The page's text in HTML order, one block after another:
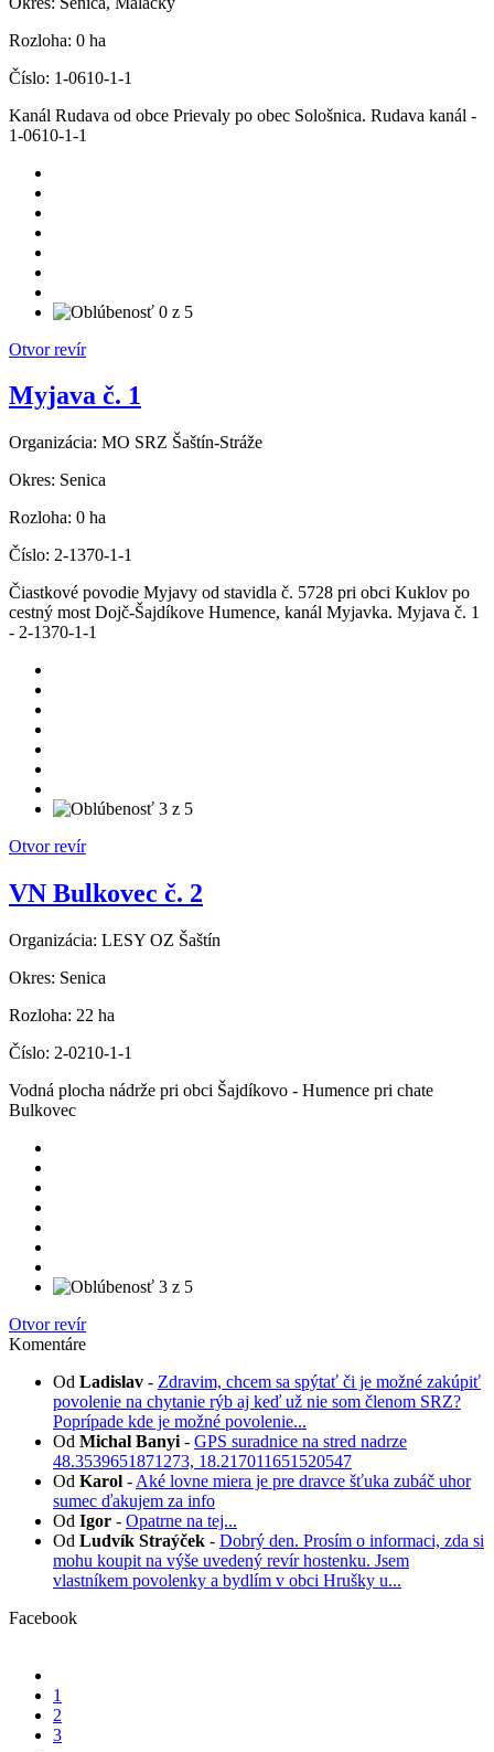
Rozloha: 0 ha
Číslo: 1-0610-1-1
Kanál Rudava od obce Prievaly po obec Sološnica. Rudava kanál -
1-0610-1-1
Otvor revír
Myjava č. 1
Organizácia: MO SRZ Šaštín-Stráže
Okres: Senica
Rozloha: 0 ha
Číslo: 2-1370-1-1
Čiastkové povodie Myjavy od stavidla č. 5728 pri obci Kuklov po
cestný most Dojč-Šajdíkove Humence, kanál Myjavka. Myjava č. 1
- 2-1370-1-1
Otvor revír
VN Bulkovec č. 2
Organizácia: LESY OZ Šaštín
Okres: Senica
Rozloha: 22 ha
Číslo: 2-0210-1-1
Vodná plocha nádrže pri obci Šajdíkovo - Humence pri chate
Bulkovec
Otvor revír
Komentáre
Od Ladislav - Zdravim, chcem sa spýtať či je možné zakúpiť
povolenie na chytanie rýb aj keď už nie som členom SRZ?
Poprípade kde je možné povolenie...
Od Michal Banyi - GPS suradnice na stred nadrze
48.3539651871273, 18.217011651520547
Od Karol - Aké lovne miera je pre dravce šťuka zubáč uhor
sumec ďakujem za info
Od Igor - Opatrne na tej...
Od Ludvík Straýček - Dobrý den. Prosím o informaci, zda si
mohu koupit na výše uvedený revír hostenku. Jsem
vlastníkem povolenky a bydlím v obci Hrušky u...
Facebook
1
2
3